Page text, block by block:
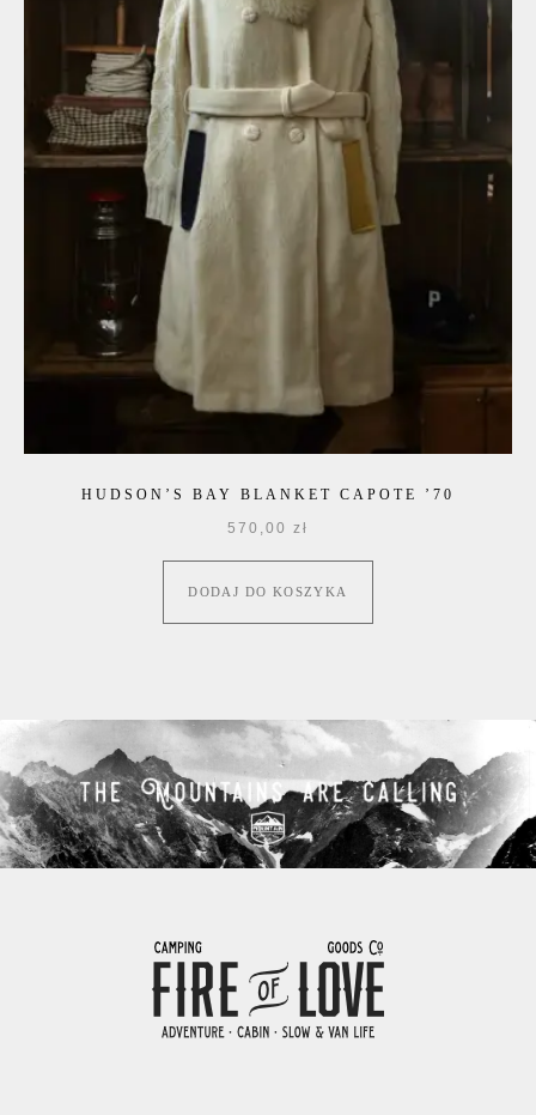
HUDSON’S BAY BLANKET CAPOTE ’70
570,00 zł
DODAJ DO KOSZYKA